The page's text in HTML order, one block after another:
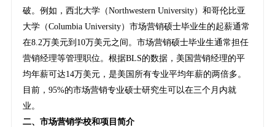
破。例如，西北大学（Northwestern University）和哥伦比亚
大学（Columbia University）市场营销硕士毕业生的起薪通常
在8.2万美元到10万美元之间。市场营销硕士毕业生通常担任
营销经理等管理职位。根据BLS的数据，美国营销经理的平
均年薪可达14万美元，是美国所有专业平均年薪的两倍多。
目前，95%的市场营销专业硕士研究生可以在三个月内就
业。
二、市场营销学校和项目简介